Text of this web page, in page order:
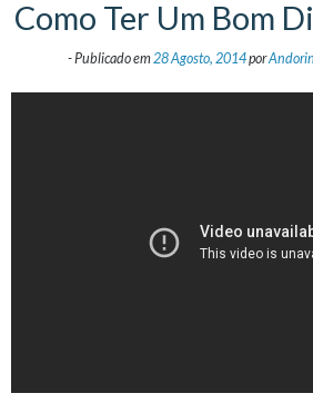
Como Ter Um Bom
-Publicado em 28 Agosto, 2014por